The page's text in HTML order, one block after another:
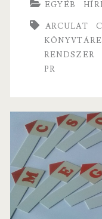
o
o
k
er
EGYÉB
ARCULAT
RENDSZER
PR